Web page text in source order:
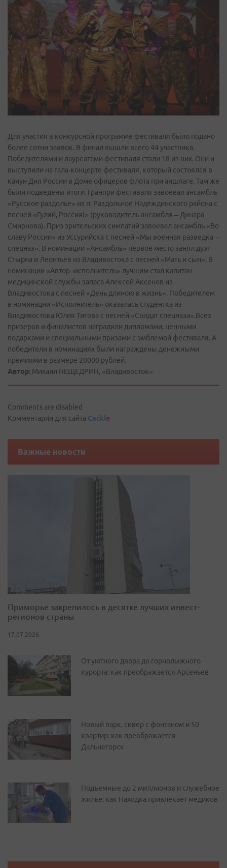
Для участия в конкурсной программе фестиваля было подано
более сотни заявок. В финал вышли всего 44 участника.
Победителями и лауреатами фестиваля стали 18 из них. Они и
выступили на гала-концерте фестиваля, который состоялся в
канун Дня России в Доме офицеров флота при аншлаге. Там же
были подведены итоги. Гран­при фестиваля завоевал ансамбль
«Русское раздолье» из п. Раздольное Надеждинского района с
песней «Гуляй, Россия!» (руководитель ансамбля – Динара
Смирнова). Приз зрительских симпатий завоевал ансамбль «Во
славу России» из Уссурийска с песней «Мы военная разведка –
спецназ». В номинации «Ансамбль» первое место занял дуэт
Стырна и Леонтьев из Владивостока с песней «Мать и сын». В
номинации «Автор¬исполнитель» лучшим стал капитан
медицинской службы запаса Алексей Аксенов из
Владивостока с песней «День длиною в жизнь». Победителем
в номинации «Исполнитель» оказалась студентка из
Владивостока Юлия Титова с песней «Солдат спецназа».Всех
призеров и финалистов наградили дипломами, ценными
подарками и специальными призами с эмблемой фестиваля. А
победители в номинациях были награждены денежными
премиями в размере 20000 рублей.
Автор: Михаил НЕЩЕДРИН, «Владивосток»
Comments are disabled
Комментарии для сайта Cackle
Важные новости
Приморье закрепилось в десятке лучших инвест-
регионов страны
17.07.2026
От уютного двора до горнолыжного
курорта: как преображается Арсеньев
Новый парк, сквер с фонтаном и 50
квартир: как преображается
Дальнегорск
Подъемные до 2 миллионов и служебное
жилье: как Находка привлекает медиков